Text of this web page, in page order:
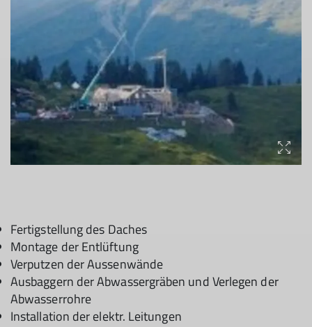
Fertigstellung des Daches
Montage der Entlüftung
Verputzen der Aussenwände
Ausbaggern der Abwassergräben und Verlegen der
Abwasserrohre
Installation der elektr. Leitungen